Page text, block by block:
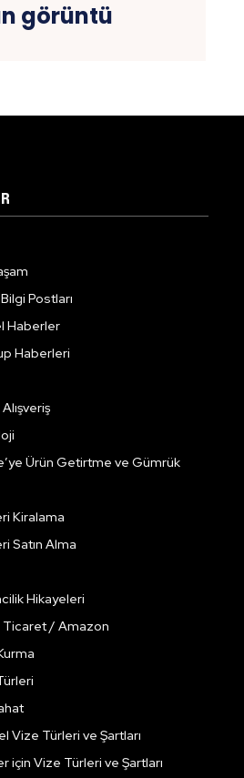
görüntü
Postları
Haberler
Haberleri
Ürün Getirtme ve Gümrük
Kiralama
Satın Alma
Hikayeleri
Ticaret / Amazon
Vize Türleri ve Şartları
için Vize Türleri ve Şartları